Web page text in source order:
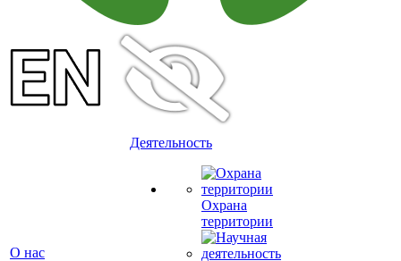
О нас
Деятельность
Охрана
территории